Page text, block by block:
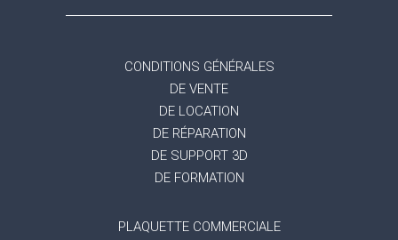
CONDITIONS GÉNÉRALES
DE VENTE
DE LOCATION
DE RÉPARATION
DE SUPPORT 3D
DE FORMATION
PLAQUETTE COMMERCIALE